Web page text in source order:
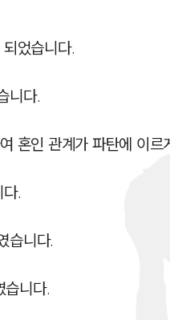
었습니다.
니다.
혼인 관계가 파탄에 이르
.
습니다.
습니다.